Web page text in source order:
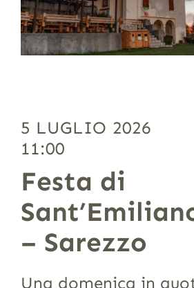
5 LUGLIO 2026
11:00
Festa di
– Sarezzo
Una domenica in